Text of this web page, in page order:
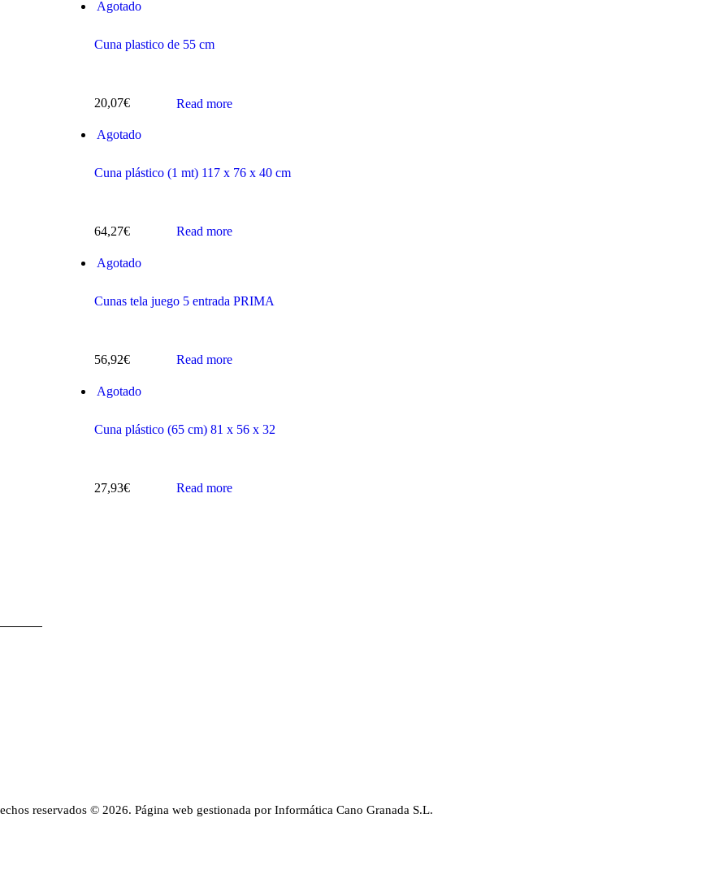
Agotado
Cuna plastico de 55 cm
20,07€ Read more
Agotado
Cuna plástico (1 mt) 117 x 76 x 40 cm
64,27€ Read more
Agotado
Cunas tela juego 5 entrada PRIMA
56,92€ Read more
Agotado
Cuna plástico (65 cm) 81 x 56 x 32
27,93€ Read more
reservados © 2026. Página web gestionada por Informática Cano Granada S.L.